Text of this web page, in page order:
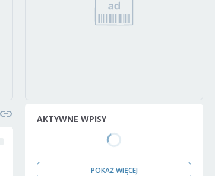
AKTYWNE WPISY
POKAŻ WIĘCEJ